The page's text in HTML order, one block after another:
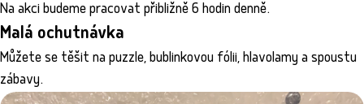
Na akci budeme pracovat přibližně 6 hodin denně.
Malá ochutnávka
Můžete se těšit na puzzle, bublinkovou fólii, hlavolamy a spoustu
zábavy.